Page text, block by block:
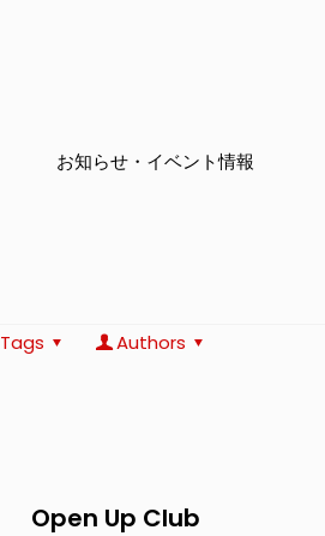
お知らせ・イベント情報
Tags Authors
Open Up Club